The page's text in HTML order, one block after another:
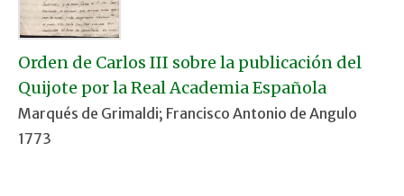
Orden de Carlos III sobre la publicación del
Quijote por la Real Academia Española
Marqués de Grimaldi; Francisco Antonio de Angulo
1773